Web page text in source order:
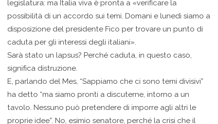
legislatura: ma Italia viva è pronta a «verificare la
possibilità di un accordo sui temi. Domani e lunedì siamo a
disposizione del presidente Fico per trovare un punto di
caduta per gli interessi degli italiani».
Sarà stato un lapsus? Perché caduta, in questo caso,
significa distruzione.
E, parlando del Mes, “Sappiamo che ci sono temi divisivi”
ha detto “ma siamo pronti a discuterne, intorno a un
tavolo. Nessuno può pretendere di imporre agli altri le
proprie idee”. No, esimio senatore, perché la crisi che il